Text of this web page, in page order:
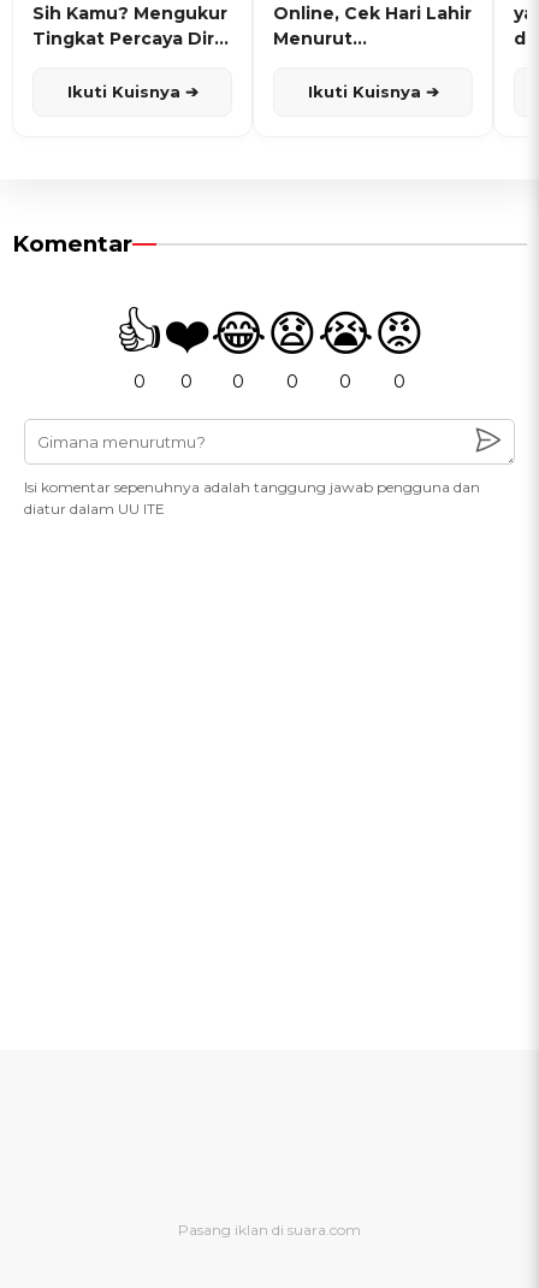
Sih Kamu? Mengukur
Tingkat Percaya Diri
Ikuti Kuisnya ➔
Online, Cek Hari Lahir
Menurut
Ikuti Kuisnya ➔
Komentar
👍
0
❤️
0
😂
0
😧
0
😭
0
😡
0
Isi komentar sepenuhnya adalah tanggung jawab pengguna dan
diatur dalam UU ITE